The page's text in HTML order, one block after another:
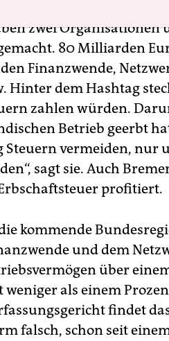
zwei Organisationen
80 Milliarden
Finanzwende,
dem Hashtag
zahlen würden.
Betrieb geerbt
Steuern vermeiden, nur
sagt sie. Auch
profitiert.
kommende
und dem
über
als einem
findet
falsch, schon seit